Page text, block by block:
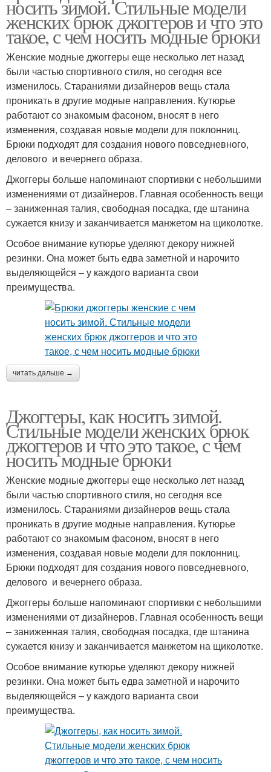
носить зимой. Стильные модели
женских брюк джоггеров и что это
такое, с чем носить модные брюки
Женские модные джоггеры еще несколько лет назад
были частью спортивного стиля, но сегодня все
изменилось. Стараниями дизайнеров вещь стала
проникать в другие модные направления. Кутюрье
работают со знакомым фасоном, вносят в него
изменения, создавая новые модели для поклонниц.
Брюки подходят для создания нового повседневного,
делового и вечернего образа.
Джоггеры больше напоминают спортивки с небольшими
изменениями от дизайнеров. Главная особенность вещи
– заниженная талия, свободная посадка, где штанина
сужается книзу и заканчивается манжетом на щиколотке.
Особое внимание кутюрье уделяют декору нижней
резинки. Она может быть едва заметной и нарочито
выделяющейся – у каждого варианта свои
преимущества.
читать дальше →
Джоггеры, как носить зимой.
Стильные модели женских брюк
джоггеров и что это такое, с чем
носить модные брюки
Женские модные джоггеры еще несколько лет назад
были частью спортивного стиля, но сегодня все
изменилось. Стараниями дизайнеров вещь стала
проникать в другие модные направления. Кутюрье
работают со знакомым фасоном, вносят в него
изменения, создавая новые модели для поклонниц.
Брюки подходят для создания нового повседневного,
делового и вечернего образа.
Джоггеры больше напоминают спортивки с небольшими
изменениями от дизайнеров. Главная особенность вещи
– заниженная талия, свободная посадка, где штанина
сужается книзу и заканчивается манжетом на щиколотке.
Особое внимание кутюрье уделяют декору нижней
резинки. Она может быть едва заметной и нарочито
выделяющейся – у каждого варианта свои
преимущества.